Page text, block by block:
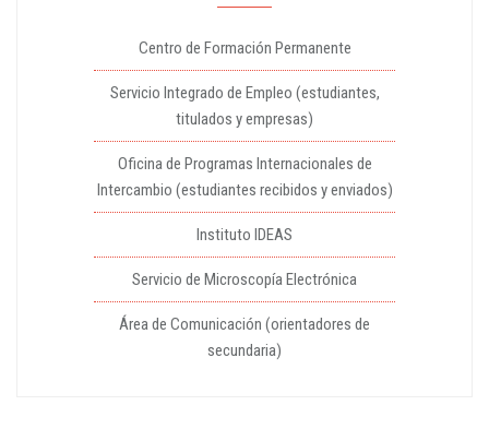
Centro de Formación Permanente
Servicio Integrado de Empleo (estudiantes,
titulados y empresas)
Oficina de Programas Internacionales de
Intercambio (estudiantes recibidos y enviados)
Instituto IDEAS
Servicio de Microscopía Electrónica
Área de Comunicación (orientadores de
secundaria)